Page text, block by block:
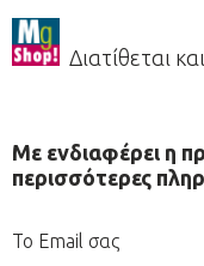
Διατίθεται
Με ενδιαφέρει η
περισσότερες
Το Email σας